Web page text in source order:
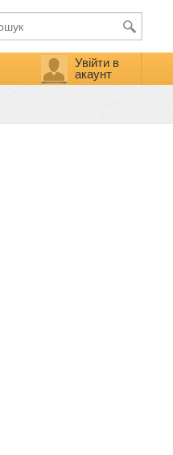
Увійти в
акаунт